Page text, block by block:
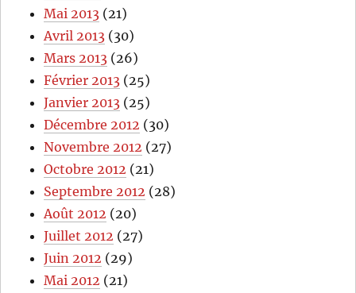
Mai 2013 (21)
Avril 2013 (30)
Mars 2013 (26)
Février 2013 (25)
Janvier 2013 (25)
Décembre 2012 (30)
Novembre 2012 (27)
Octobre 2012 (21)
Septembre 2012 (28)
Août 2012 (20)
Juillet 2012 (27)
Juin 2012 (29)
Mai 2012 (21)